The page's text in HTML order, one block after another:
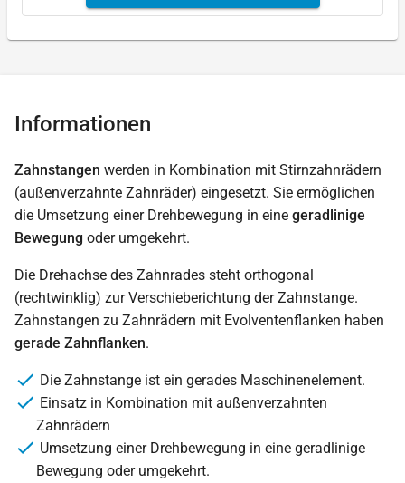
Informationen
Zahnstangen werden in Kombination mit Stirnzahnrädern
(außenverzahnte Zahnräder) eingesetzt. Sie ermöglichen
die Umsetzung einer Drehbewegung in eine geradlinige
Bewegung oder umgekehrt.
Die Drehachse des Zahnrades steht orthogonal
(rechtwinklig) zur Verschieberichtung der Zahnstange.
Zahnstangen zu Zahnrädern mit Evolventenflanken haben
gerade Zahnflanken.
Die Zahnstange ist ein gerades Maschinenelement.
Einsatz in Kombination mit außenverzahnten
Zahnrädern
Umsetzung einer Drehbewegung in eine geradlinige
Bewegung oder umgekehrt.